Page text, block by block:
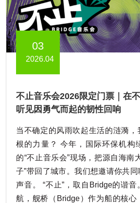
03
2026.04
不止音乐会2026限定门票｜在
听见因勇气而起的韧性回响
当不确定的风雨吹起生活的涟漪，
根的力量？ 今年，国际环保机构
的“不止音乐会”现场，把源自海南
子”带回了城市。我们想邀请你共
声音。 “不止”，取自Bridge的谐
航，舰桥（Bridge）作为船的核心